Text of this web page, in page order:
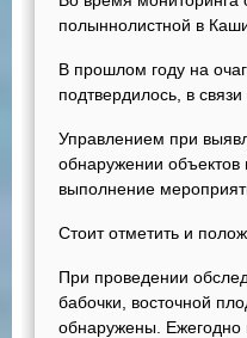
полыннолистной в
В прошлом году на
подтвердилось, в
Управлением при
обнаружении
выполнение
Стоит отметить и
При проведении
бабочки, восточной
обнаружены. Ежегодно